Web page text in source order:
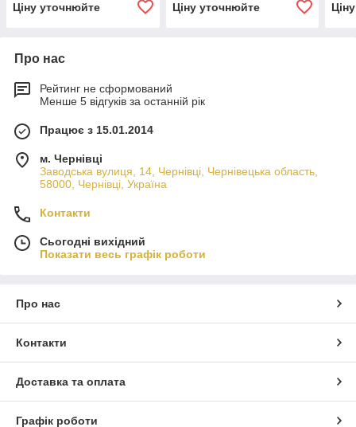
Ціну уточнюйте
Ціну уточнюйте
Про нас
Рейтинг не сформований
Менше 5 відгуків за останній рік
Працює з 15.01.2014
м. Чернівці
Заводська вулиця, 14, Чернівці, Чернівецька область,
58000, Чернівці, Україна
Контакти
Сьогодні вихідний
Показати весь графік роботи
Про нас
Контакти
Доставка та оплата
Графік роботи